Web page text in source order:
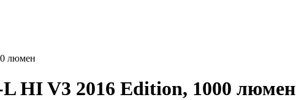
люмен
HI V3 2016 Edition, 1000 люмен